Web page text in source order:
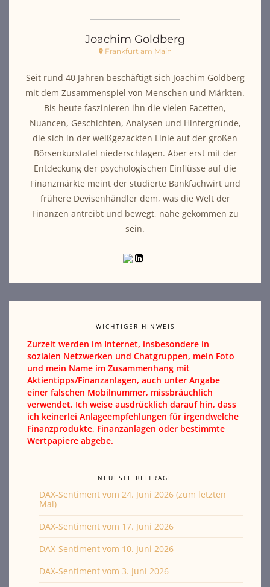
Joachim Goldberg
Frankfurt am Main
Seit rund 40 Jahren beschäftigt sich Joachim Goldberg
mit dem Zusammenspiel von Menschen und Märkten.
Bis heute faszinieren ihn die vielen Facetten,
Nuancen, Geschichten, Analysen und Hintergründe,
die sich in der weißgezackten Linie auf der großen
Börsenkurstafel niederschlagen. Aber erst mit der
Entdeckung der psychologischen Einflüsse auf die
Finanzmärkte meint der studierte Bankfachwirt und
frühere Devisenhändler dem, was die Welt der
Finanzen antreibt und bewegt, nahe gekommen zu
sein.
WICHTIGER HINWEIS
Zurzeit werden im Internet, insbesondere in
sozialen Netzwerken und Chatgruppen, mein Foto
und mein Name im Zusammenhang mit
Aktientipps/Finanzanlagen, auch unter Angabe
einer falschen Mobilnummer, missbräuchlich
verwendet. Ich weise ausdrücklich darauf hin, dass
ich keinerlei Anlageempfehlungen für irgendwelche
Finanzprodukte, Finanzanlagen oder bestimmte
Wertpapiere abgebe.
NEUESTE BEITRÄGE
DAX-Sentiment vom 24. Juni 2026 (zum letzten
Mal)
DAX-Sentiment vom 17. Juni 2026
DAX-Sentiment vom 10. Juni 2026
DAX-Sentiment vom 3. Juni 2026